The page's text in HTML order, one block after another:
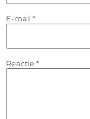
E-mail *
Reactie *